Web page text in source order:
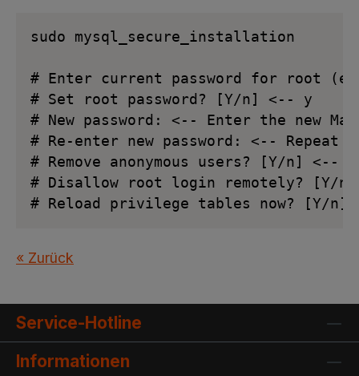
sudo mysql_secure_installation
# Enter current password for root
# Set root password? [Y/n] <-- y
# New password: <-- Enter the new
# Re-enter new password: <-- Repeat
# Remove anonymous users? [Y/n] <-- y
# Disallow root login remotely? [Y/
# Reload privilege tables now? [Y/n]
« Zurück
Service-Hotline
Informationen